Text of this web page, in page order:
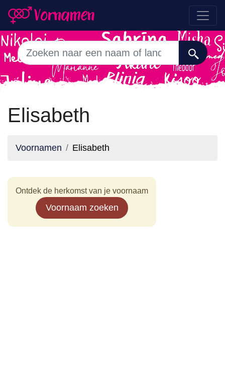
Elisabeth
Voornamen Elisabeth
Ontdek de herkomst van je voornaam
Voornaam zoeken